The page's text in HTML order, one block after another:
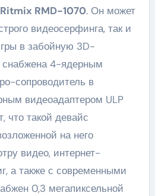
Ritmix RMD-1070. Он может
видеосерфинга, так и
в забойную 3D-
снабжена 4-ядерным
сопроводитель в
видеоадаптером ULP
что такой девайс
на него
видео, интернет-
а также с современными
0,3 мегапиксельной